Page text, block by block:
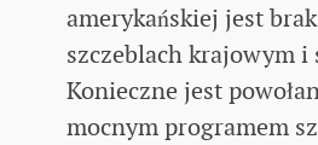
amerykańskiej jest
szczeblach krajowym i
Konieczne jest
mocnym programem